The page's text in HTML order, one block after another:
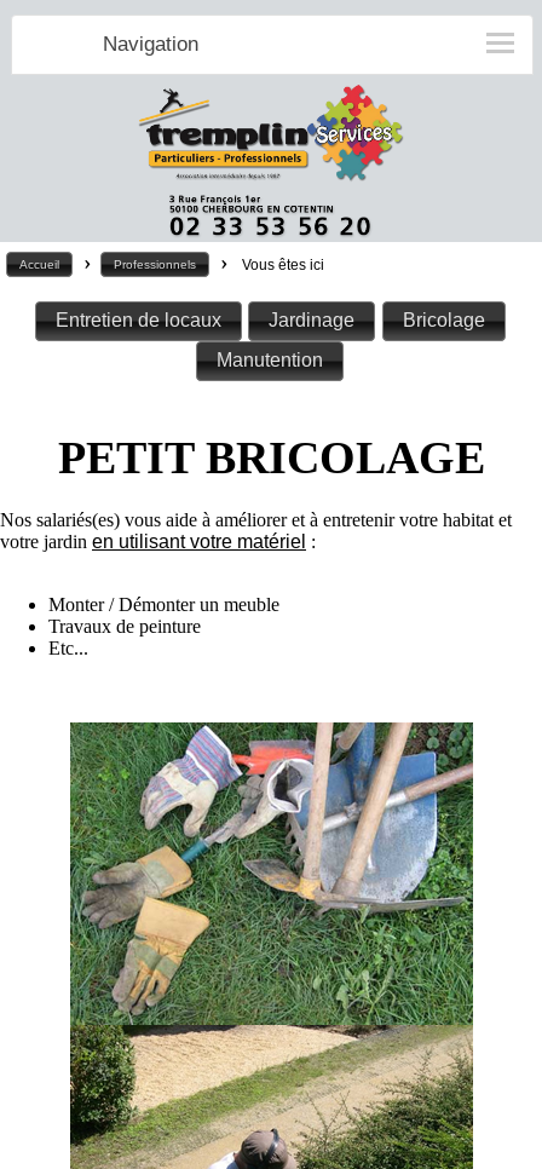
Navigation
Accueil > Professionnels > Vous êtes ici
Entretien de locaux Jardinage
Bricolage
Manutention
PETIT BRICOLAGE
Nos salariés(es) vous aide à améliorer et à entretenir votre habitat et
votre jardin en utilisant votre matériel :
Monter / Démonter un meuble
Travaux de peinture
Etc...